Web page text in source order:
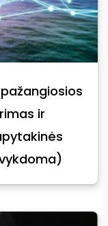
ir